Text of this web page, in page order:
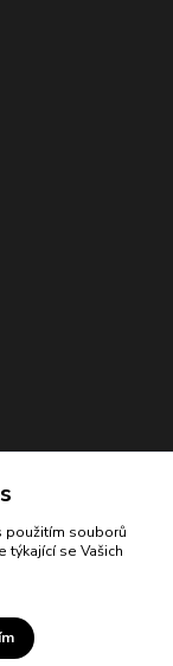
použitím souborů
týkající se Vašich